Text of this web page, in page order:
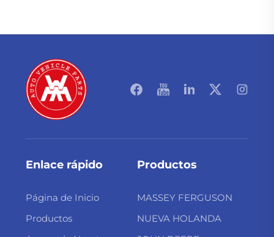
Enlace rápido
Página de Inicio
Productos
Productos
MASSEY FERGUSON
NUEVA HOLANDA